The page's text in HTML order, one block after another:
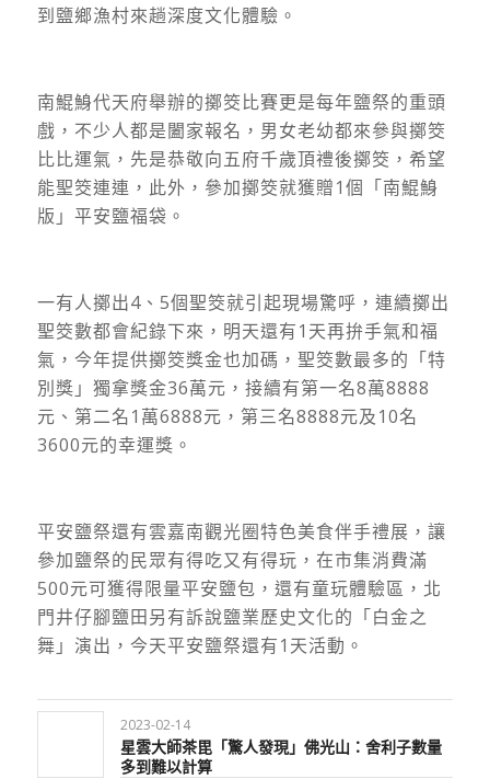
到鹽鄉漁村來趟深度文化體驗。
南鯤鯓代天府舉辦的擲筊比賽更是每年鹽祭的重頭
戲，不少人都是闔家報名，男女老幼都來參與擲筊
比比運氣，先是恭敬向五府千歲頂禮後擲筊，希望
能聖筊連連，此外，參加擲筊就獲贈1個「南鯤鯓
版」平安鹽福袋。
一有人擲出4、5個聖筊就引起現場驚呼，連續擲出
聖筊數都會紀錄下來，明天還有1天再拚手氣和福
氣，今年提供擲筊獎金也加碼，聖筊數最多的「特
別獎」獨拿獎金36萬元，接續有第一名8萬8888
元、第二名1萬6888元，第三名8888元及10名
3600元的幸運獎。
平安鹽祭還有雲嘉南觀光圈特色美食伴手禮展，讓
參加鹽祭的民眾有得吃又有得玩，在市集消費滿
500元可獲得限量平安鹽包，還有童玩體驗區，北
門井仔腳鹽田另有訴說鹽業歷史文化的「白金之
舞」演出，今天平安鹽祭還有1天活動。
2023-02-14
星雲大師茶毘「驚人發現」佛光山：舍利子數量
多到難以計算